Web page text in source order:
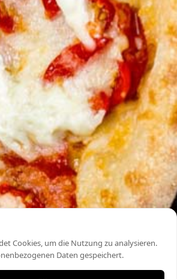
Cookies, um die Nutzung zu analysieren.
Daten gespeichert.